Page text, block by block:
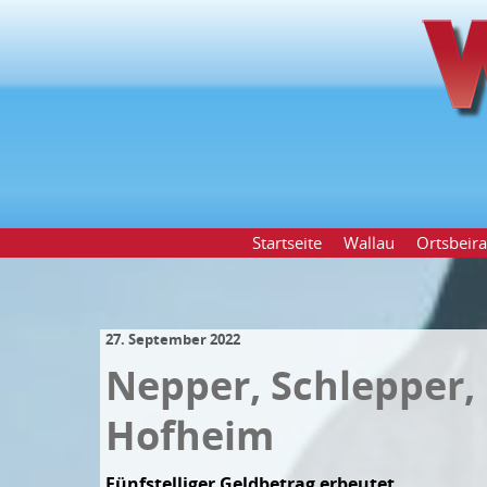
Startseite Wallau
27. September 2022
Nepper,
Hofheim